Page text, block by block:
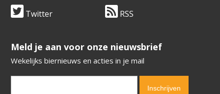
Twitter RSS
​​​​​​​Meld je aan voor onze nieuwsbrief
Wekelijks biernieuws en acties in je mail